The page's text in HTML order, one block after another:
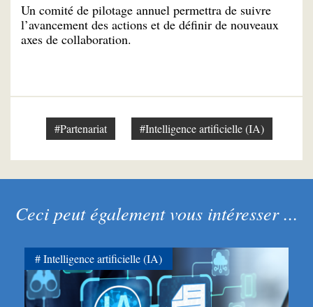
Un comité de pilotage annuel permettra de suivre
l’avancement des actions et de définir de nouveaux
axes de collaboration.
#Partenariat #Intelligence artificielle (IA)
Ceci peut également vous intéresser ...
Intelligence artificielle (IA)